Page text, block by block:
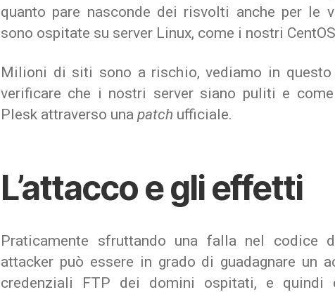
quanto pare nasconde dei risvolti anche per le
sono ospitate su server Linux, come i nostri
Milioni di siti sono a rischio, vediamo in questo
verificare che i nostri server siano puliti e come
Plesk attraverso una patch ufficiale.
L’attacco e gli effetti
Praticamente sfruttando una falla nel codice
attacker può essere in grado di guadagnare un
credenziali FTP dei domini ospitati, e quindi